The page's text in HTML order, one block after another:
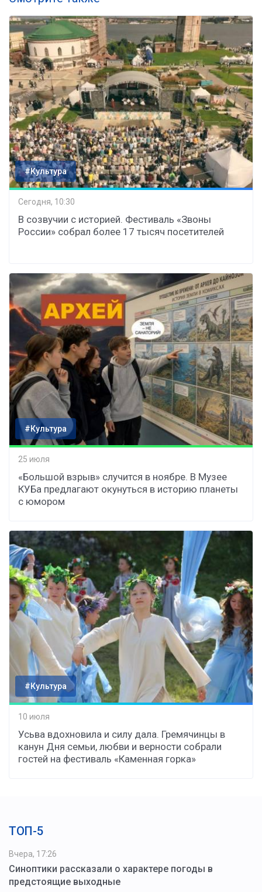
#Культура
Сегодня, 10:30
В созвучии с историей. Фестиваль «Звоны
России» собрал более 17 тысяч посетителей
#Культура
25 июля
«Большой взрыв» случится в ноябре. В Музее
КУБа предлагают окунуться в историю планеты
с юмором
#Культура
10 июля
Усьва вдохновила и силу дала. Гремячинцы в
канун Дня семьи, любви и верности собрали
гостей на фестиваль «Каменная горка»
ТОП-5
Вчера, 17:26
Синоптики рассказали о характере погоды в
предстоящие выходные